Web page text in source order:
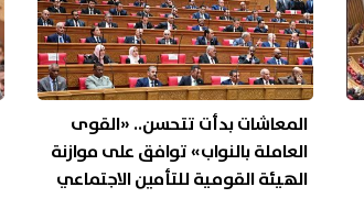
المعاشات بدأت تتحسن.. «القوى
العاملة بالنواب» توافق على موازنة
الهيئة القومية للتأمين الاجتماعي